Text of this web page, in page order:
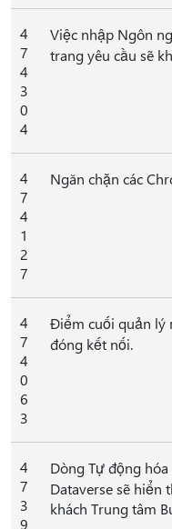
4
7
4
3
0
4
Việc nhập Ngôn
trang yêu cầu sẽ
4
7
4
1
2
7
Ngăn chặn các
4
7
4
0
6
3
Điểm cuối quản lý
đóng kết nối.
4
7
3
9
Dòng Tự động
Dataverse sẽ
khách Trung tâm